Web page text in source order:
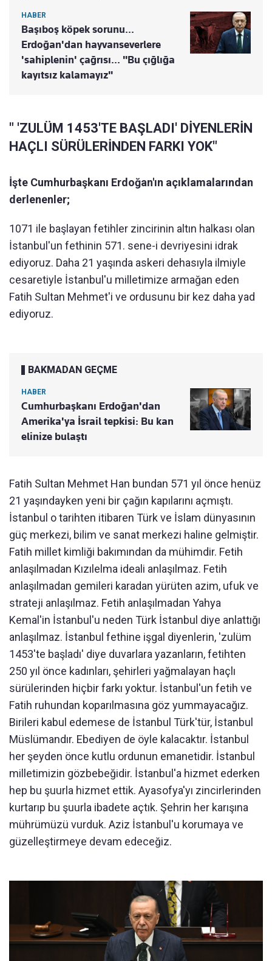
HABER
Başıboş köpek sorunu...
Erdoğan'dan hayvanseverlere
'sahiplenin' çağrısı... "Bu çığlığa
kayıtsız kalamayız"
" 'ZULÜM 1453'TE BAŞLADI' DİYENLERİN
HAÇLI SÜRÜLERİNDEN FARKI YOK"
İşte Cumhurbaşkanı Erdoğan'ın açıklamalarından
derlenenler;
1071 ile başlayan fetihler zincirinin altın halkası olan
İstanbul'un fethinin 571. sene-i devriyesini idrak
ediyoruz. Daha 21 yaşında askeri dehasıyla ilmiyle
cesaretiyle İstanbul'u milletimize armağan eden
Fatih Sultan Mehmet'i ve ordusunu bir kez daha yad
ediyoruz.
BAKMADAN GEÇME
HABER
Cumhurbaşkanı Erdoğan'dan
Amerika'ya İsrail tepkisi: Bu kan
elinize bulaştı
Fatih Sultan Mehmet Han bundan 571 yıl önce henüz
21 yaşındayken yeni bir çağın kapılarını açmıştı.
İstanbul o tarihten itibaren Türk ve İslam dünyasının
güç merkezi, bilim ve sanat merkezi haline gelmiştir.
Fatih millet kimliği bakımından da mühimdir. Fetih
anlaşılmadan Kızılelma ideali anlaşılmaz. Fetih
anlaşılmadan gemileri karadan yürüten azim, ufuk ve
strateji anlaşılmaz. Fetih anlaşılmadan Yahya
Kemal'in İstanbul'u neden Türk İstanbul diye anlattığı
anlaşılmaz. İstanbul fethine işgal diyenlerin, 'zulüm
1453'te başladı' diye duvarlara yazanların, fetihten
250 yıl önce kadınları, şehirleri yağmalayan haçlı
sürülerinden hiçbir farkı yoktur. İstanbul'un fetih ve
Fatih ruhundan koparılmasına göz yummayacağız.
Birileri kabul edemese de İstanbul Türk'tür, İstanbul
Müslümandır. Ebediyen de öyle kalacaktır. İstanbul
her şeyden önce kutlu ordunun emanetidir. İstanbul
milletimizin gözbebeğidir. İstanbul'a hizmet ederken
hep bu şuurla hizmet ettik. Ayasofya'yı zincirlerinden
kurtarıp bu şuurla ibadete açtık. Şehrin her karışına
mührümüzü vurduk. Aziz İstanbul'u korumaya ve
güzelleştirmeye devam edeceğiz.